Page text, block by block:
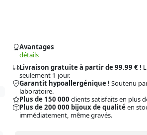
Avantages
détails
Livraison gratuite à partir de 99.99 € !
seulement 1 jour.
Garantit hypoallergénique ! Soutenu
laboratoire.
Plus de 150 000 clients satisfaits en plus
Plus de 200 000 bijoux de qualitéen
immédiatement, même gravés.